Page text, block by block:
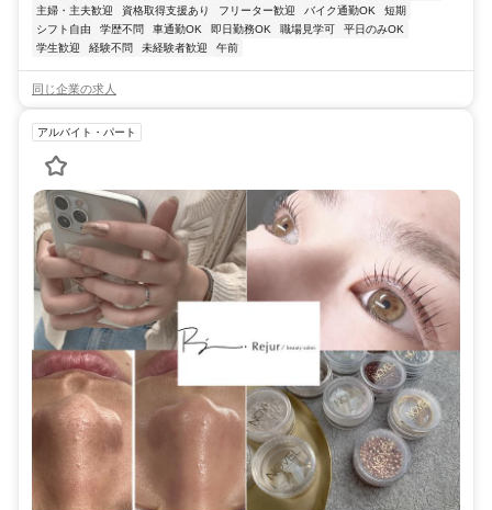
主婦・主夫歓迎
資格取得支援あり フリーター歓迎 バイク通勤OK
短期
シフト自由
学歴不問 車通勤OK 即日勤務OK 職場見学可
平日のみOK
学生歓迎
経験不問 未経験者歓迎 午前
同じ企業の求人
アルバイト・パート